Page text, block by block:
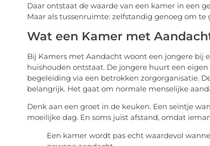
Daar ontstaat de waarde van een kamer in een
Maar als tussenruimte: zelfstandig genoeg om
Wat een Kamer met
Bij Kamers met Aandacht woont een jongere bij
huishouden ontstaat. De jongere huurt een
begeleiding via een betrokken zorgorganisatie.
belangrijk. Het gaat om normale menselijke
Denk aan een groet in de keuken. Een seintje
moeilijke dag. En soms juist afstand, omdat
Een kamer wordt pas echt waardevol